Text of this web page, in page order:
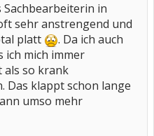
Sachbearbeiterin in
sehr anstrengend und
platt
. Da ich auch
ich mich immer
als so krank
Das klappt schon lange
umso mehr